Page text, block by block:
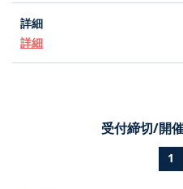
詳細
受付締切/開
1